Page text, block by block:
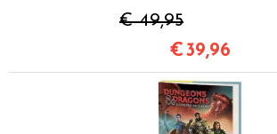
€ 49,95
€39,96